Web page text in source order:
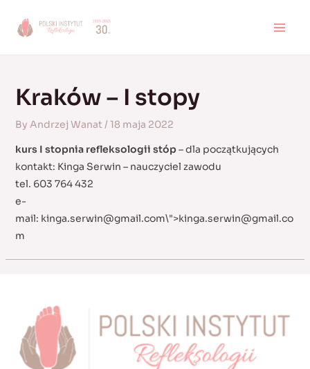
Kraków – I stopy
By Andrzej Wanat/18 maja 2022
kurs I stopnia refleksologii stóp– dla początkujących
kontakt: Kinga Serwin – nauczyciel zawodu
tel. 603 764 432
e-
mail: kinga.serwin@gmail.com\">kinga.serwin@gmail.co
m